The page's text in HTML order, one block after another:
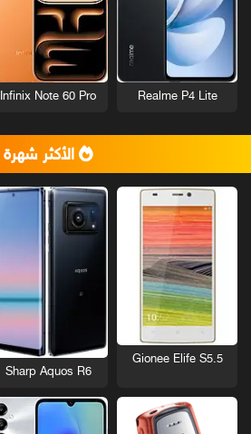
Realme P4 Lite
Infinix Note 60 Pro
الأكثر شهرة
Gionee Elife S5.5
Sharp Aquos R6